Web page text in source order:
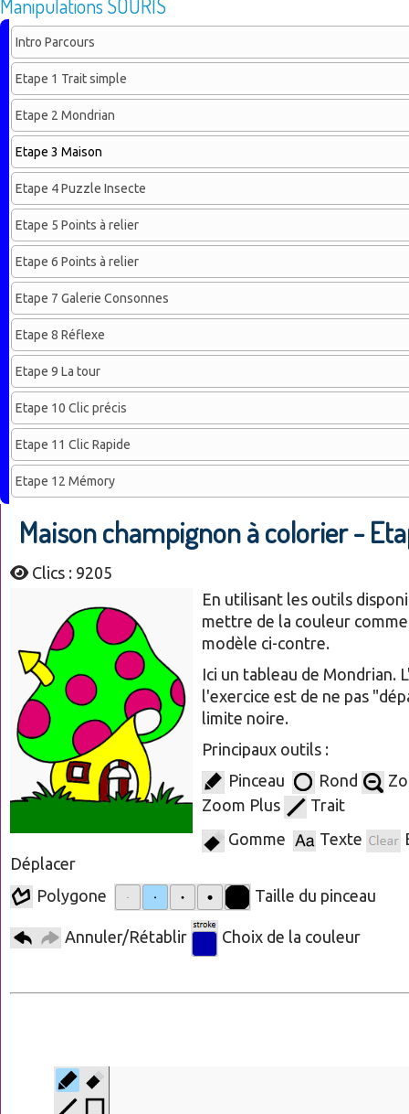
Manipulations SOURIS
Intro Parcours
Etape 1 Trait simple
Etape 2 Mondrian
Etape 3 Maison
Etape 4 Puzzle Insecte
Etape 5 Points à relier
Etape 6 Points à relier
Etape 7 Galerie Consonnes
Etape 8 Réflexe
Etape 9 La tour
Etape 10 Clic précis
Etape 11 Clic Rapide
Etape 12 Mémory
Maison champignon à colorier -
Clics : 9205
En utilisant les outils
mettre de la couleur
modèle ci-contre.
Ici un tableau de Mondrian.
l'exercice est de ne pas
limite noire.
Principaux outils :
Pinceau
Rond
Zoom Plus
Trait
Gomme
Texte
Déplacer
Polygone
Taille du pinceau
Annuler/Rétablir Choix de la couleur